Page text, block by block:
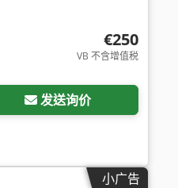
€250
VB 不含增值税
发送询价
小广告